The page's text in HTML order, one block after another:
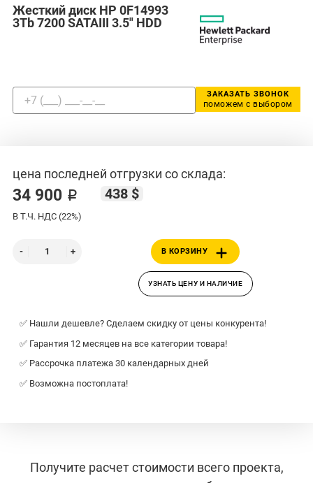
Жесткий диск HP 0F14993
3Tb 7200 SATAIII 3.5" HDD
ЗАКАЗАТЬ ЗВОНОК
поможем с выбором
цена последней отгрузки со склада:
34 900 ₽ 438 $
В Т.Ч. НДС (22%)
В КОРЗИНУ
УЗНАТЬ ЦЕНУ И НАЛИЧИЕ
✅ Нашли дешевле? Сделаем скидку от цены конкурента!
✅ Гарантия 12 месяцев на все категории товара!
✅ Рассрочка платежа 30 календарных дней
✅ Возможна постоплата!
Получите расчет стоимости всего проекта,